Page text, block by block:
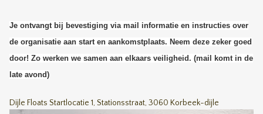
Je ontvangt bij bevestiging via mail informatie en instructies over
de organisatie aan start en aankomstplaats. Neem deze zeker goed
door! Zo werken we samen aan elkaars veiligheid. (mail komt in de
late avond)
Dijle Floats Startlocatie 1, Stationsstraat, 3060 Korbeek-dijle